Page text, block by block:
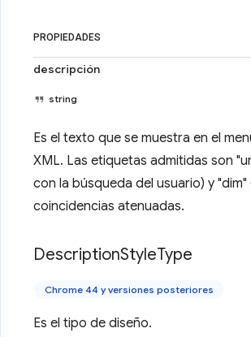
PROPIEDADES
descripción
string
Es el texto que se muestra en el
XML. Las etiquetas admitidas son
con la búsqueda del usuario) y
coincidencias atenuadas.
DescriptionStyleType
Chrome 44 y versiones posteriores
Es el tipo de diseño.